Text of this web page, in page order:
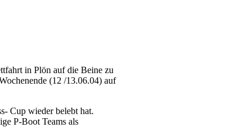
in Plön auf die Beine zu
(12 /13.06.04) auf
Cup wieder belebt hat.
P-Boot Teams als